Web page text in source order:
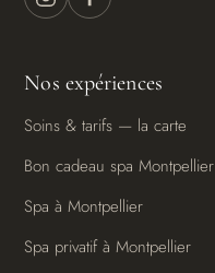
Nos expériences
Soins & tarifs — la carte
Bon cadeau spa Montpellier
Spa à Montpellier
Spa privatif à Montpellier